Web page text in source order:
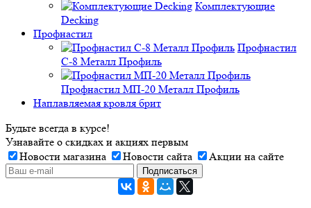
Комплектующие
Decking
Профнастил
Профнастил
C-8 Металл Профиль
Профнастил МП-20 Металл Профиль
Наплавляемая кровля брит
Будьте всегда в курсе!
Узнавайте о скидках и акциях первым
Новости магазина
Новости сайта Акции на сайте